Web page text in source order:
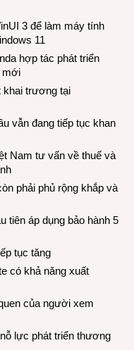
3 để làm máy tính
11
hợp tác phát triển
mới
khai trương tại
vẫn đang tiếp tục khan
Nam tư vấn về thuế và
phải phủ rộng khắp và
tiên áp dụng bảo hành 5
tục tăng
có khả năng xuất
của người xem
lực phát triển thương